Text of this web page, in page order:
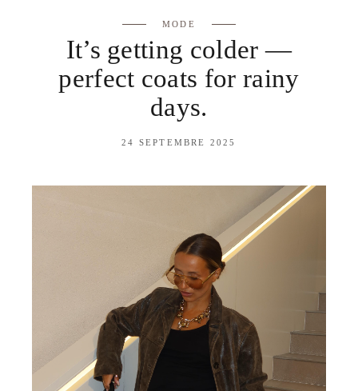
MODE
It’s getting colder —
perfect coats for rainy
days.
24 SEPTEMBRE 2025